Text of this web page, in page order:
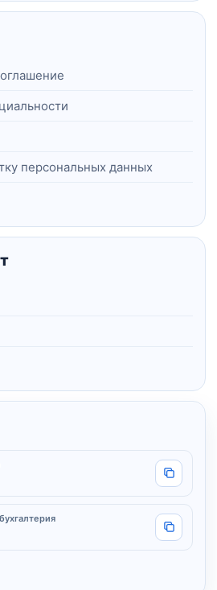
персональных данных
Копировать
Копировать